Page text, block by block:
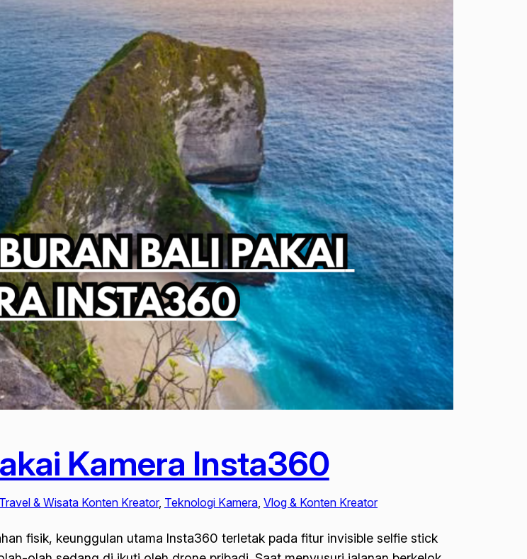
Kamera Insta360
& Wisata Konten Kreator, Teknologi Kamera Vlog & Konten Kreator
fisik, keunggulan utama Insta360 terletak pada fitur invisible selfie stick